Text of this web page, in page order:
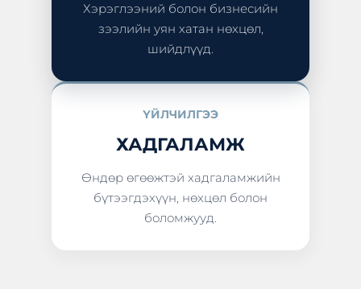
Хэрэглээний болон бизнесийн
зээлийн уян хатан нөхцөл,
шийдлүүд.
ҮЙЛЧИЛГЭЭ
ХАДГАЛАМЖ
Өндөр өгөөжтэй хадгаламжийн
бүтээгдэхүүн, нөхцөл болон
боломжууд.